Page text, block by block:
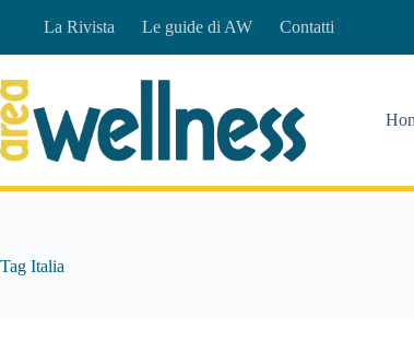
La Rivista Le guide di AW Contatti
Tag Italia